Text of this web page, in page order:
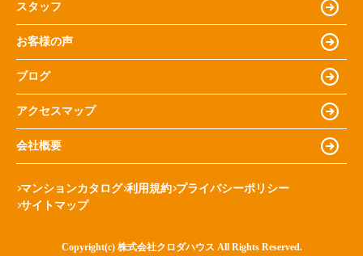
スタッフ
お客様の声
ブログ
アクセスマップ
会社概要
マンションカタログ 利用規約 プライバシーポリシー
サイトマップ
Copyright(c) 株式会社クロダハウス All Rights Reserved.